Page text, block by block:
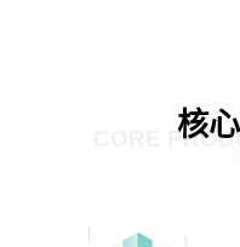
核
CORE